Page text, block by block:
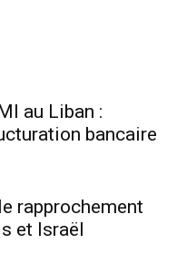
au Liban :
bancaire
rapprochement
et Israël